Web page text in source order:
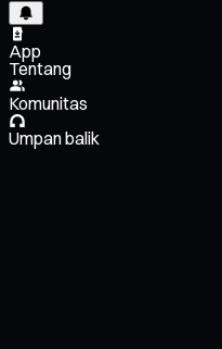
App
Tentang
Komunitas
Umpan balik